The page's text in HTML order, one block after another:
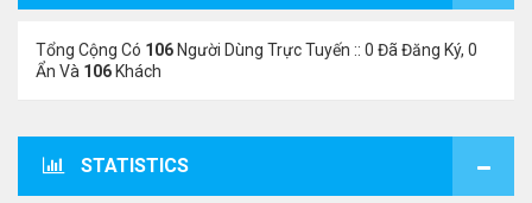
Tổng Cộng Có 106 Người Dùng Trực Tuyến :: 0 Đã Đăng Ký, 0
Ẩn Và 106 Khách
STATISTICS